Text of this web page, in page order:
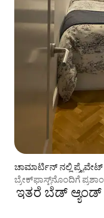
ಚಾಮಾರ್ಟಿನ್ ನಲ್ಲಿ
ಬ್ರೇಕ್‌ಫಾಸ್ಟ್‌ನೊಂದಿಗೆ
ಇತರೆ ಬೆಡ್ ಆ್ಯಂಡ್